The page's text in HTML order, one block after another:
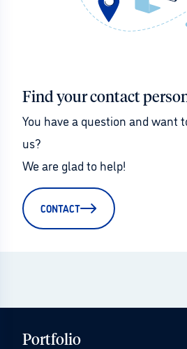
Find your contact
You have a question and want
us?
We are glad to help!
CONTACT
Portfolio